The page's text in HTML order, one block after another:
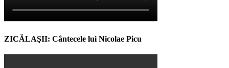
ZICĂLAŞII: Cântecele lui Nicolae Picu